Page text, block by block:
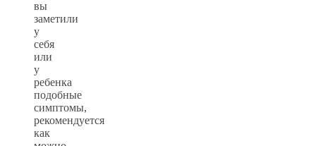
вы
заметили
у
себя
или
у
ребенка
подобные
симптомы,
рекомендуется
как